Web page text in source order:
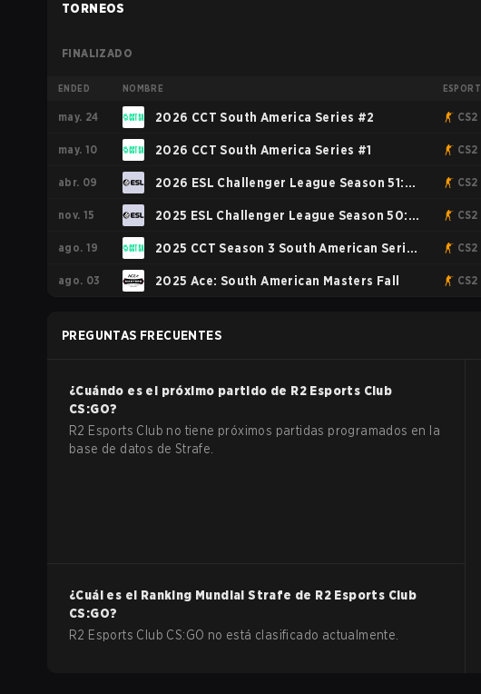
TORNEOS
FINALIZADO
ENDED NOMBRE ESPORT
may. 24 2026 CCT South America Series #2 CS2
may. 10 2026 CCT South America Series #1 CS2
abr. 09 2026 ESL Challenger League Season 51:
South America - Cup #3
CS2
nov. 15 2025 ESL Challenger League Season 50:
South America - Cup #4
CS2
ago. 19 2025 CCT Season 3 South American Series
#3
CS2
ago. 03 2025 Ace: South American Masters Fall CS2
PREGUNTAS FRECUENTES
¿Cuándo es el próximo partido de R2 Esports Club
CS:GO?
R2 Esports Club no tiene próximos partidas programados en la
base de datos de Strafe.
¿Cuál es el Ranking Mundial Strafe de R2 Esports Club
CS:GO?
R2 Esports Club CS:GO no está clasificado actualmente.